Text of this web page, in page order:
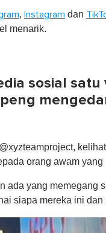
, Instagram dan
menarik.
sosial
orang awam yang
ada yang memegang
siapa mereka ini